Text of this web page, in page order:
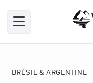
BRÉSIL & ARGENTINE